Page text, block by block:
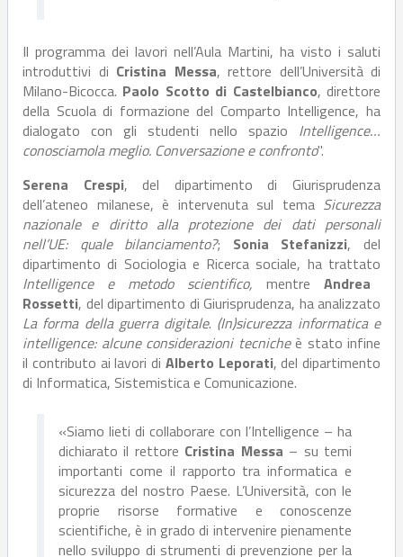
Il programma dei lavori nell’Aula Martini, ha visto i saluti
introduttivi di Cristina Messa, rettore dell’Università di
Milano-Bicocca. Paolo Scotto di Castelbianco, direttore
della Scuola di formazione del Comparto Intelligence, ha
dialogato con gli studenti nello spazio Intelligence…
conosciamola meglio. Conversazione e confronto".
Serena Crespi, del dipartimento di Giurisprudenza
dell’ateneo milanese, è intervenuta sul tema Sicurezza
nazionale e diritto alla protezione dei dati personali
nell’UE: quale bilanciamento?; Sonia Stefanizzi, del
dipartimento di Sociologia e Ricerca sociale, ha trattato
Intelligence e metodo scientifico, mentre Andrea
Rossetti, del dipartimento di Giurisprudenza, ha analizzato
La forma della guerra digitale. (In)sicurezza informatica e
intelligence: alcune considerazioni tecnicheè stato infine
il contributo ai lavori di Alberto Leporati, del dipartimento
di Informatica, Sistemistica e Comunicazione.
«Siamo lieti di collaborare con l’Intelligence – ha
dichiarato il rettore Cristina Messa – su temi
importanti come il rapporto tra informatica e
sicurezza del nostro Paese. L’Università, con le
proprie risorse formative e conoscenze
scientifiche, è in grado di intervenire pienamente
nello sviluppo di strumenti di prevenzione per la